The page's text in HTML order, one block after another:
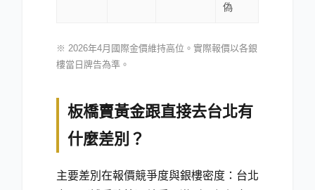
偽
※ 2026年4月國際金價維持高位。實際報價以各銀
樓當日牌告為準。
板橋賣黃金跟直接去台北有
什麼差別？
主要差別在報價競爭度與銀樓密度：台北